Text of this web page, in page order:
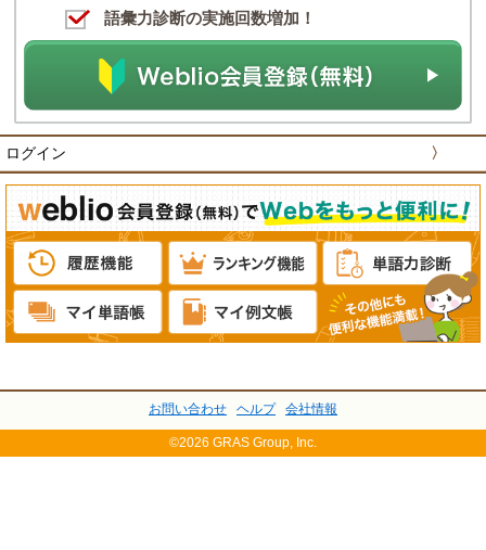
語彙力診断の実施回数増加！
ログイン 〉
お問い合わせ ヘルプ 会社情報
©2026 GRAS Group, Inc.